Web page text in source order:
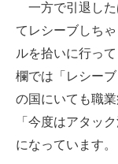
一方で引退した
てレシーブしち
ルを拾いに行っ
欄では「レシー
の国にいても職
「今度はアタッ
になっています。